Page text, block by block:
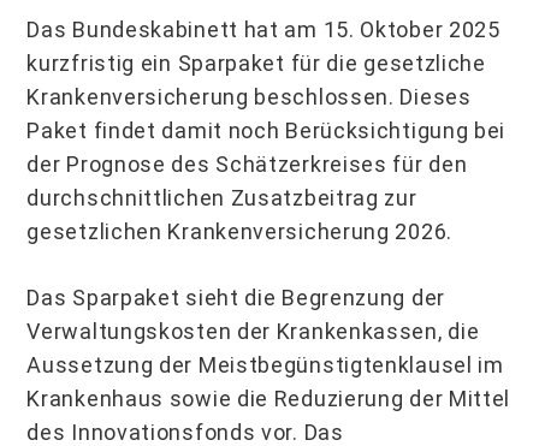
Das Bundeskabinett hat am 15. Oktober 2025
kurzfristig ein Sparpaket für die gesetzliche
Krankenversicherung beschlossen. Dieses
Paket findet damit noch Berücksichtigung bei
der Prognose des Schätzerkreises für den
durchschnittlichen Zusatzbeitrag zur
gesetzlichen Krankenversicherung 2026.
Das Sparpaket sieht die Begrenzung der
Verwaltungskosten der Krankenkassen, die
Aussetzung der Meistbegünstigtenklausel im
Krankenhaus sowie die Reduzierung der Mittel
des Innovationsfonds vor. Das